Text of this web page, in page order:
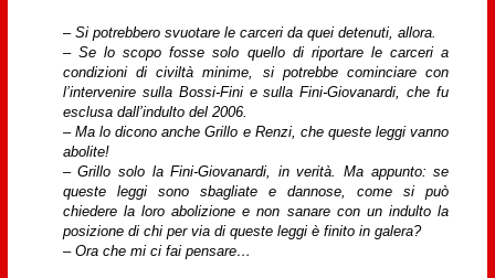
– Si potrebbero svuotare le carceri da quei detenuti, allora.
– Se lo scopo fosse solo quello di riportare le carceri a
condizioni di civiltà minime, si potrebbe cominciare con
l’intervenire sulla Bossi-Fini e sulla Fini-Giovanardi, che fu
esclusa dall’indulto del 2006.
– Ma lo dicono anche Grillo e Renzi, che queste leggi vanno
abolite!
– Grillo solo la Fini-Giovanardi, in verità. Ma appunto: se
queste leggi sono sbagliate e dannose, come si può
chiedere la loro abolizione e non sanare con un indulto la
posizione di chi per via di queste leggi è finito in galera?
– Ora che mi ci fai pensare…